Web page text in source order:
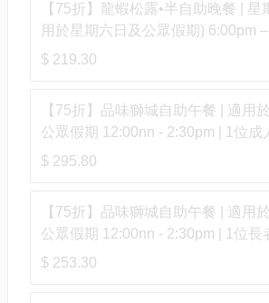
【75折】龍蝦松露•半自助晚餐 | 星
用於星期六日及公眾假期) 6:00pm
$ 219.30
【75折】品味獅城自助午餐 | 適用
公眾假期 12:00nn - 2:30pm | 1位成
$ 295.80
【75折】品味獅城自助午餐 | 適用
公眾假期 12:00nn - 2:30pm | 1位長
$ 253.30